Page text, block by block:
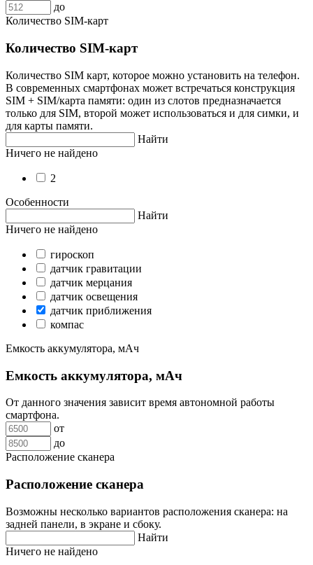
до
Количество SIM-карт
Количество SIM-карт
Количество SIM карт, которое можно установить на телефон.
В современных смартфонах может встречаться конструкция
SIM + SIM/карта памяти: один из слотов предназначается
только для SIM, второй может использоваться и для симки, и
для карты памяти.
Найти
Ничего не найдено
2
Особенности
Найти
Ничего не найдено
гироскоп
датчик гравитации
датчик мерцания
датчик освещения
датчик приближения
компас
Емкость аккумулятора, мАч
Емкость аккумулятора, мАч
От данного значения зависит время автономной работы
смартфона.
от
до
Расположение сканера
Расположение сканера
Возможны несколько вариантов расположения сканера: на
задней панели, в экране и сбоку.
Найти
Ничего не найдено